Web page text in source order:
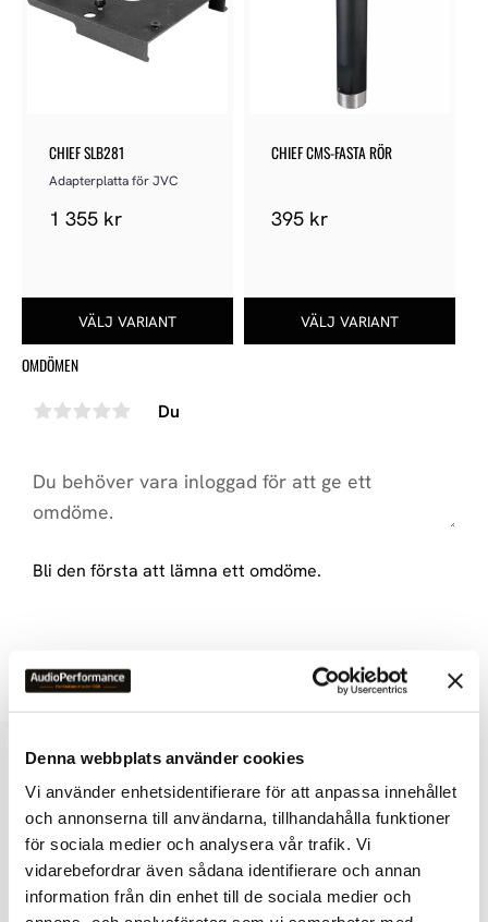
Denna webbplats använder cookies
Vi använder enhetsidentifierare för att anpassa innehållet
och annonserna till användarna, tillhandahålla funktioner
för sociala medier och analysera vår trafik. Vi
vidarebefordrar även sådana identifierare och annan
information från din enhet till de sociala medier och
OMDÖMEN
Du
Bli den första att lämna ett omdöme.
CHIEF SLB281
Adapterplatta för JVC
1 355 kr
CHIEF CMS-FASTA RÖR
395 kr
LIKNANDE PRODUKTER